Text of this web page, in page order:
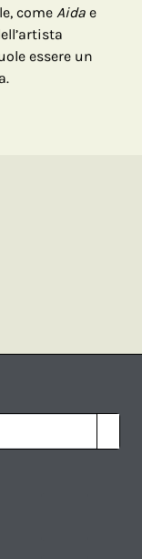
come Aida e
essere un